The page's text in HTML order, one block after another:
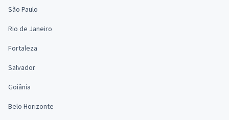
São Paulo
Rio de Janeiro
Fortaleza
Salvador
Goiânia
Belo Horizonte